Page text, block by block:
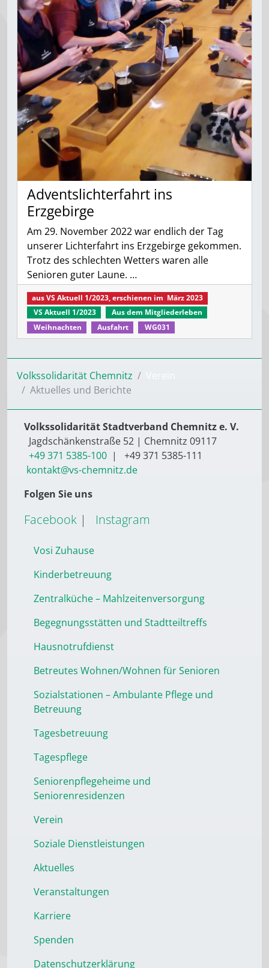
Adventslichterfahrt ins
Erzgebirge
Am 29. November 2022 war endlich der Tag
unserer Lichterfahrt ins Erzgebirge gekommen.
Trotz des schlechten Wetters waren alle
Senioren guter Laune. …
ausVS Aktuell 1/2023, erschienen im März 2023
VS Aktuell 1/2023
Aus dem Mitgliederleben
Weihnachten
Ausfahrt WG031
Volkssolidarität Chemnitz
Aktuelles und Berichte
Volkssolidarität Stadtverband Chemnitz e. V.
Jagdschänkenstraße 52 | Chemnitz 09117
+49 371 5385-100 |
+49 371 5385-111
kontakt@vs-chemnitz.de
Folgen Sie uns
Facebook | Instagram
Vosi Zuhause
Kinderbetreuung
Zentralküche – Mahlzeitenversorgung
Begegnungsstätten und Stadtteiltreffs
Hausnotrufdienst
Betreutes Wohnen/Wohnen für Senioren
Sozialstationen – Ambulante Pflege und
Betreuung
Tagesbetreuung
Tagespflege
Seniorenpflegeheime und
Seniorenresidenzen
Verein
Soziale Dienstleistungen
Aktuelles
Veranstaltungen
Karriere
Spenden
Datenschutzerklärung